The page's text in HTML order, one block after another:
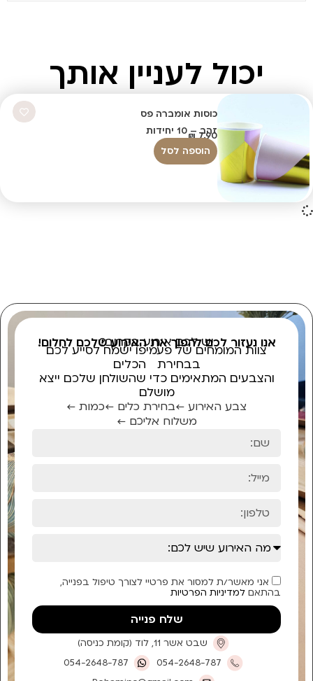
יכול לעניין אותך
כוסות אומברה פס
זהב – 10 יחידות
₪7.90
הוספה לסל
יש לכם אירוע בקרוב?
אנו נעזור לכם להפוך את האירוע שלכם לחלום!
צוות המומחים של פעמיפו ישמח לסייע לכם
בבחירת הכלים
והצבעים המתאימים כדי שהשולחן שלכם ייצא
מושלם
צבע האירוע ←בחירת כלים ←כמות ←
משלוח אליכם ←
אני מאשר/ת למסור את פרטיי לצורך טיפול בפנייה,
בהתאם למדיניות הפרטיות
שלח פנייה
שבט אשר 11, לוד (קומת כניסה)
054-2648-787
054-2648-787